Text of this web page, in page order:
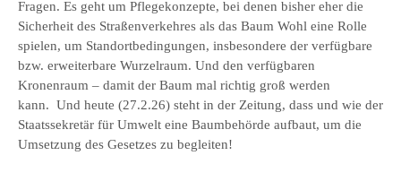
Fragen. Es geht um Pflegekonzepte, bei denen bisher eher die
Sicherheit des Straßenverkehres als das Baum Wohl eine Rolle
spielen, um Standortbedingungen, insbesondere der verfügbare
bzw. erweiterbare Wurzelraum. Und den verfügbaren
Kronenraum – damit der Baum mal richtig groß werden
kann. Und heute (27.2.26) steht in der Zeitung, dass und wie der
Staatssekretär für Umwelt eine Baumbehörde aufbaut, um die
Umsetzung des Gesetzes zu begleiten!